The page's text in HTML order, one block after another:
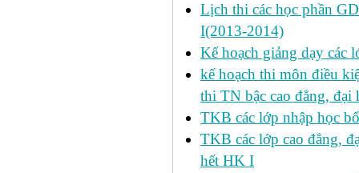
Lịch thi các học phần
I(2013-2014)
Kế hoạch giảng dạy các
kế hoạch thi môn điều
thi TN bậc cao đẳng, đại
TKB các lớp nhập học
TKB các lớp cao đẳng,
hết HK I